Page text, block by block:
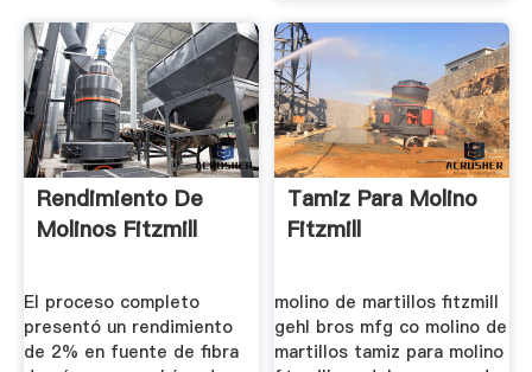
Rendimiento De
Molinos Fitzmill
El proceso completo
presentó un rendimiento
de 2% en fuente de fibra
Tamiz Para Molino
Fitzmill
molino de martillos fitzmill
gehl bros mfg co molino de
martillos tamiz para molino